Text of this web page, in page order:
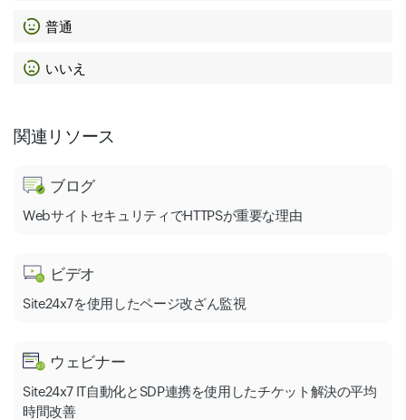
普通
いいえ
関連リソース
ブログ
WebサイトセキュリティでHTTPSが重要な理由
ビデオ
Site24x7を使用したページ改ざん監視
ウェビナー
Site24x7 IT自動化とSDP連携を使用したチケット解決の平均
時間改善